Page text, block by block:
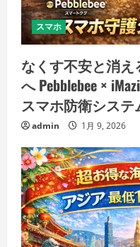
スマホ
なくす不安と消
へ Pebblebee ×
スマホ防衛シス
admin 1月 9, 2026